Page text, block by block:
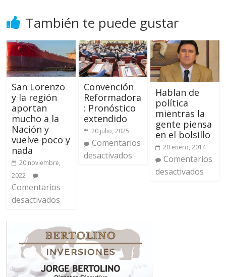
También te puede gustar
San Lorenzo
y la región
aportan
mucho a la
Nación y
vuelve poco y
nada
20 noviembre,
2022
Comentarios
desactivados
Convención
Reformadora
: Pronóstico
extendido
20 julio, 2025
Comentarios
desactivados
Hablan de
política
mientras la
gente piensa
en el bolsillo
20 enero, 2014
Comentarios
desactivados